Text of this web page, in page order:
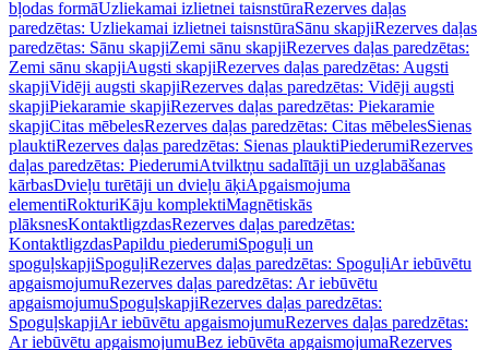
bļodas formāUzliekamai izlietnei taisnstūraRezerves daļas
paredzētas: Uzliekamai izlietnei taisnstūraSānu skapjiRezerves daļas
paredzētas: Sānu skapjiZemi sānu skapjiRezerves daļas paredzētas:
Zemi sānu skapjiAugsti skapjiRezerves daļas paredzētas: Augsti
skapjiVidēji augsti skapjiRezerves daļas paredzētas: Vidēji augsti
skapjiPiekaramie skapjiRezerves daļas paredzētas: Piekaramie
skapjiCitas mēbelesRezerves daļas paredzētas: Citas mēbelesSienas
plauktiRezerves daļas paredzētas: Sienas plauktiPiederumiRezerves
daļas paredzētas: PiederumiAtvilktņu sadalītāji un uzglabāšanas
kārbasDvieļu turētāji un dvieļu āķiApgaismojuma
elementiRokturiKāju komplektiMagnētiskās
plāksnesKontaktligzdasRezerves daļas paredzētas:
KontaktligzdasPapildu piederumiSpoguļi un
spoguļskapjiSpoguļiRezerves daļas paredzētas: SpoguļiAr iebūvētu
apgaismojumuRezerves daļas paredzētas: Ar iebūvētu
apgaismojumuSpoguļskapjiRezerves daļas paredzētas:
SpoguļskapjiAr iebūvētu apgaismojumuRezerves daļas paredzētas:
Ar iebūvētu apgaismojumuBez iebūvēta apgaismojumaRezerves